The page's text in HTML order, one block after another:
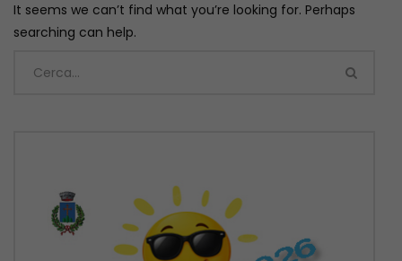
It seems we can’t find what you’re looking for. Perhaps
searching can help.